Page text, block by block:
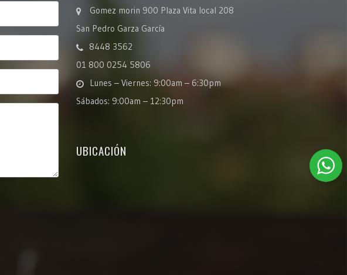
Gomez morin 900 Plaza Vita local 208
San Pedro Garza García
8448 3562
01 800 0254 5806
Lunes – Viernes: 9:00am – 6:30pm
Sábados: 9:00am – 12:30pm
UBICACIÓN